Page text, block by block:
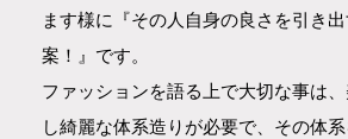
ます様に『その人自身の良さを引き
案！』です。
ファッションを語る上で大切な事は
し綺麗な体系造りが必要で、その体系